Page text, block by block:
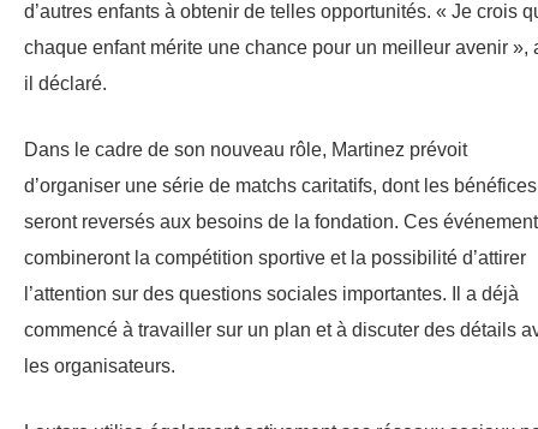
d’autres enfants à obtenir de telles opportunités. « Je crois
chaque enfant mérite une chance pour un meilleur avenir »,
il déclaré.
Dans le cadre de son nouveau rôle, Martinez prévoit
d’organiser une série de matchs caritatifs, dont les bénéfices
seront reversés aux besoins de la fondation. Ces
combineront la compétition sportive et la possibilité d’attirer
l’attention sur des questions sociales importantes. Il a déjà
commencé à travailler sur un plan et à discuter des détails
les organisateurs.